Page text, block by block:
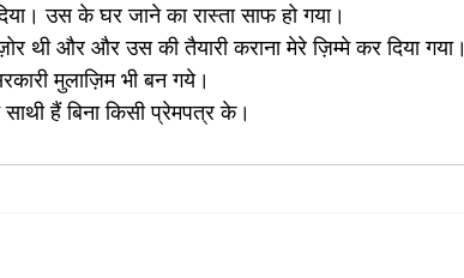
उस के घर जाने का रास्ता साफ हो गया।
थी और और उस की तैयारी कराना मेरे ज़िम्मे कर दिया गया।
मुलाज़िम भी बन गये।
हैं बिना किसी प्रेमपत्र के।